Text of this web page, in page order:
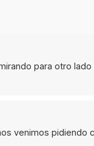
para otro
venimos pidiendo